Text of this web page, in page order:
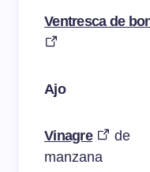
Ventresca de
Ajo
Vinagre
de
manzana